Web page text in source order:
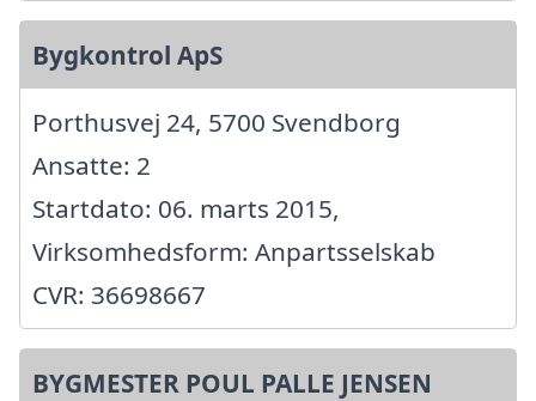
Bygkontrol ApS
Porthusvej 24, 5700 Svendborg
Ansatte: 2
Startdato: 06. marts 2015,
Virksomhedsform: Anpartsselskab
CVR: 36698667
BYGMESTER POUL PALLE JENSEN